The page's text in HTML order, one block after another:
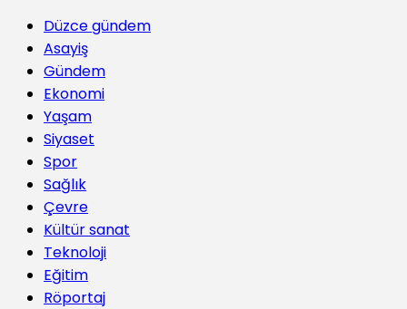
Düzce gündem
Asayiş
Gündem
Ekonomi
Yaşam
Siyaset
Spor
Sağlık
Çevre
Kültür sanat
Teknoloji
Eğitim
Röportaj